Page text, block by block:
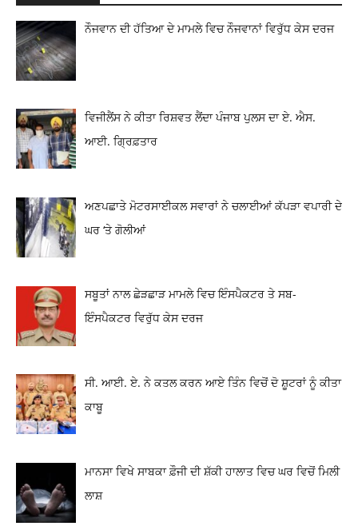
ਨੌਜਵਾਨ ਦੀ ਹੱਤਿਆ ਦੇ ਮਾਮਲੇ ਵਿਚ ਨੌਜਵਾਨਾਂ ਵਿਰੁੱਧ ਕੇਸ ਦਰਜ
ਵਿਜੀਲੈਂਸ ਨੇ ਕੀਤਾ ਰਿਸ਼ਵਤ ਲੈਂਦਾ ਪੰਜਾਬ ਪੁਲਸ ਦਾ ਏ. ਐਸ.
ਆਈ. ਗ੍ਰਿਫ਼ਤਾਰ
ਅਣਪਛਾਤੇ ਮੋਟਰਸਾਈਕਲ ਸਵਾਰਾਂ ਨੇ ਚਲਾਈਆਂ ਕੱਪੜਾ ਵਪਾਰੀ ਦੇ
ਘਰ ‘ਤੇ ਗੋਲੀਆਂ
ਸਬੂਤਾਂ ਨਾਲ ਛੇੜਛਾੜ ਮਾਮਲੇ ਵਿਚ ਇੰਸਪੈਕਟਰ ਤੇ ਸਬ-
ਇੰਸਪੈਕਟਰ ਵਿਰੁੱਧ ਕੇਸ ਦਰਜ
ਸੀ. ਆਈ. ਏ. ਨੇ ਕਤਲ ਕਰਨ ਆਏ ਤਿੰਨ ਵਿਚੋਂ ਦੋ ਸ਼ੂਟਰਾਂ ਨੂੰ ਕੀਤਾ
ਕਾਬੂ
ਮਾਨਸਾ ਵਿਖੇ ਸਾਬਕਾ ਫ਼ੌਜੀ ਦੀ ਸ਼ੱਕੀ ਹਾਲਾਤ ਵਿਚ ਘਰ ਵਿਚੋਂ ਮਿਲੀ
ਲਾਸ਼